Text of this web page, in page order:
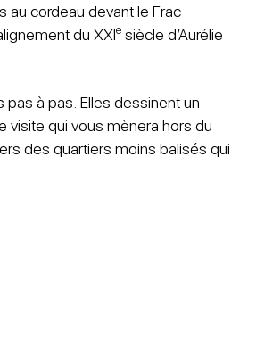
au cordeau devant le Frac
du XXIe siècle d’Aurélie
à pas. Elles dessinent un
visite qui vous mènera hors du
des quartiers moins balisés qui